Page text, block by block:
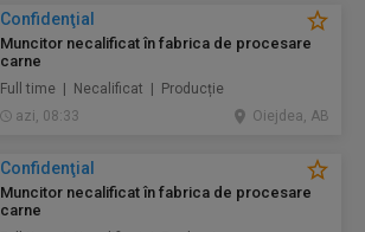
Confidenţial
Muncitor necalificat în fabrica de procesare
carne
Full time | Necalificat | Producție
azi, 08:33
Oiejdea, AB
Confidenţial
Muncitor necalificat în fabrica de procesare
carne